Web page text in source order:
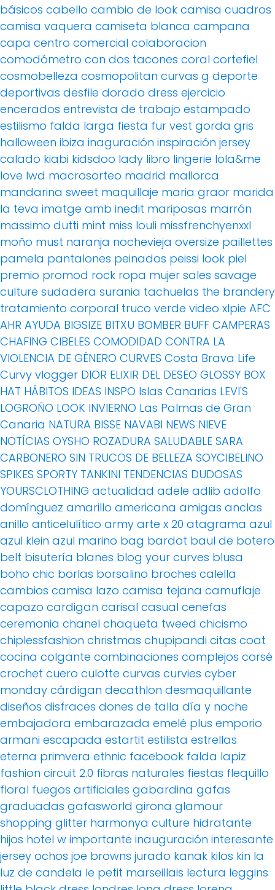
básicos cabello cambio de look camisa cuadros
camisa vaquera camiseta blanca campana
capa centro comercial colaboracion
comodómetro con dos tacones coral cortefiel
cosmobelleza cosmopolitan curvas g deporte
deportivas desfile dorado dress ejercicio
encerados entrevista de trabajo estampado
estilismo falda larga fiesta fur vest gorda gris
halloween ibiza inaguración inspiración jersey
calado kiabi kidsdoo lady libro lingerie lola&me
love lwd macrosorteo madrid mallorca
mandarina sweet maquillaje maria graor marida
la teva imatge amb inedit mariposas marrón
massimo dutti mint miss louli missfrenchyenxxl
moño must naranja nochevieja oversize paillettes
pamela pantalones peinados peissi look piel
premio promod rock ropa mujer sales savage
culture sudadera surania tachuelas the brandery
tratamiento corporal truco verde video xlpie AFC
AHR AYUDA BIGSIZE BITXU BOMBER BUFF CAMPERAS
CHAFING CIBELES COMODIDAD CONTRA LA
VIOLENCIA DE GÉNERO CURVES Costa Brava Life
Curvy vlogger DIOR ELIXIR DEL DESEO GLOSSY BOX
HAT HÁBITOS IDEAS INSPO Islas Canarias LEVI'S
LOGROÑO LOOK INVIERNO Las Palmas de Gran
Canaria NATURA BISSE NAVABI NEWS NIEVE
NOTÍCIAS OYSHO ROZADURA SALUDABLE SARA
CARBONERO SIN TRUCOS DE BELLEZA SOYCIBELINO
SPIKES SPORTY TANKINI TENDENCIAS DUDOSAS
YOURSCLOTHING actualidad adele adlib adolfo
domínguez amarillo americana amigas anclas
anillo anticelulítico army arte x 20 atagrama azul
azul klein azul marino bag bardot baul de botero
belt bisutería blanes blog your curves blusa
boho chic borlas borsalino broches calella
cambios camisa lazo camisa tejana camuflaje
capazo cardigan carisal casual cenefas
ceremonia chanel chaqueta tweed chicismo
chiplessfashion christmas chupipandi citas coat
cocina colgante combinaciones complejos corsé
crochet cuero culotte curvas curvies cyber
monday cárdigan decathlon desmaquillante
diseños disfraces dones de talla día y noche
embajadora embarazada emelé plus emporio
armani escapada estartit estilista estrellas
eterna primvera ethnic facebook falda lapiz
fashion circuit 2.0 fibras naturales fiestas flequillo
floral fuegos artificiales gabardina gafas
graduadas gafasworld girona glamour
shopping glitter harmonya culture hidratante
hijos hotel w importante inauguración interesante
jersey ochos joe browns jurado kanak kilos kin la
luz de candela le petit marseillais lectura leggins